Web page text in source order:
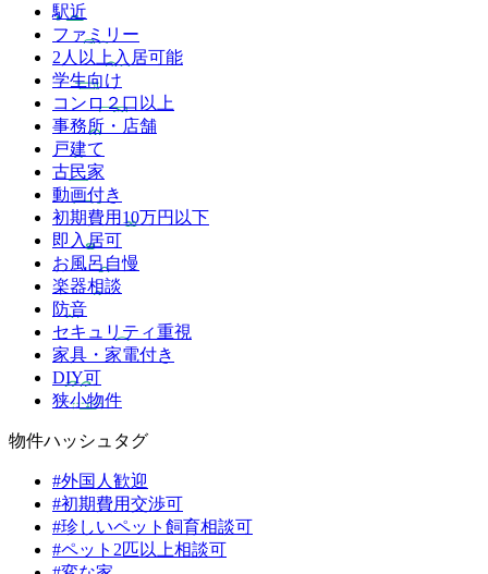
駅近
ファミリー
2人以上入居可能
学生向け
コンロ２口以上
事務所・店舗
戸建て
古民家
動画付き
初期費用10万円以下
即入居可
お風呂自慢
楽器相談
防音
セキュリティ重視
家具・家電付き
DIY可
狭小物件
物件ハッシュタグ
#外国人歓迎
#初期費用交渉可
#珍しいペット飼育相談可
#ペット2匹以上相談可